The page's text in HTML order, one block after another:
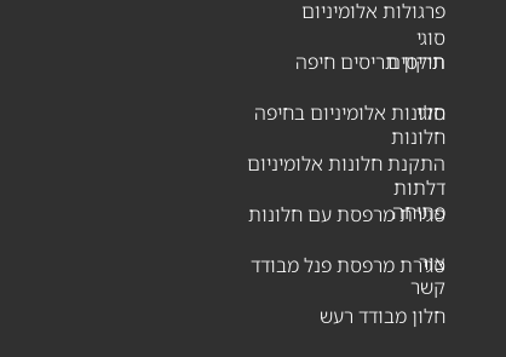
סוגי
תריסים
סוגי
חלונות
דלתות
פתיחה
צור
קשר
פרגולות אלומיניום
תיקון תריסים חיפה
חלונות אלומיניום בחיפה
התקנת חלונות אלומיניום
סגירת מרפסת עם חלונות
סגירת מרפסת פנל מבודד
חלון מבודד רעש